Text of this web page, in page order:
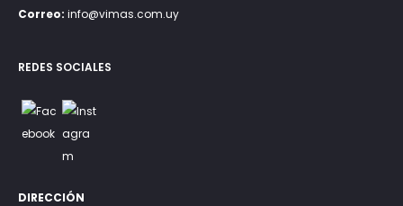
Correo: info@vimas.com.uy
REDES SOCIALES
DIRECCIÓN